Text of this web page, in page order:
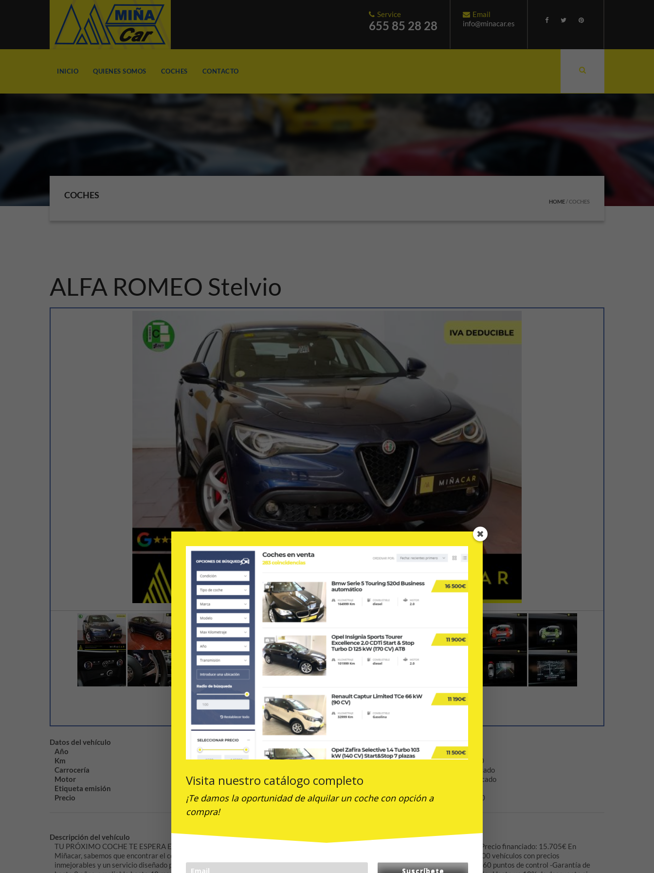
Email
info@minacar.es
Service
655 85 28 28
INICIO QUIENES SOMOS COCHES CONTACTO
COCHES
HOME /COCHES
ALFA ROMEO Stelvio
Datos del vehículo
Año
6/2018
Km
196.400
Carrocería
no especificado
Motor
no especificado
Etiqueta emisión
Precio
€ 17.450
Descripción del vehículo
TU PRÓXIMO COCHE TE ESPERA EN MIÑACAR Calidad, garantía y las mejores condiciones del mercado Precio al contado: 17.450€ Precio financiado: 15.705€ En
Miñacar, sabemos que encontrar el coche ideal es más que una compra, ¡es una experiencia! Por eso, ponemos a tu disposición más de 500 vehículos con precios
inmejorables y un servicio diseñado para tu tranquilidad. ¿POR QUÉ ELEGIR MIÑACAR -Vehículos revisados y certificados en más de 260 puntos de control -Garantía de
Visita nuestro catálogo completo
¡Te damos la oportunidad de alquilar un coche con opción a
compra!
Suscríbete